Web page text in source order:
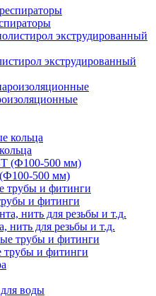
экструдированный
500 мм)
и фитинги
нить для резьбы и т.д.
и фитинги